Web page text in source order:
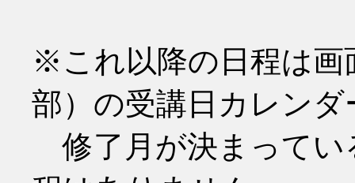
※これ以降の日程は画
部）の受講日カレン
修了月が決まってい